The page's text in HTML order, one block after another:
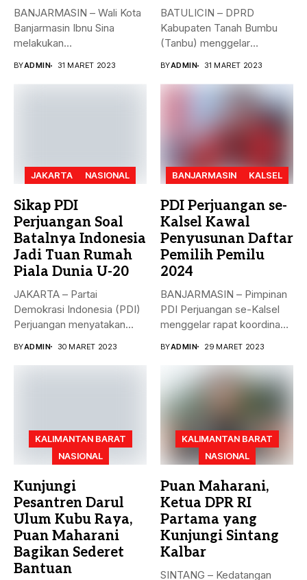
BANJARMASIN – Wali Kota
Banjarmasin Ibnu Sina
melakukan
BYADMIN 31 MARET 2023
BATULICIN – DPRD
Kabupaten Tanah Bumbu
(Tanbu) menggelar
BYADMIN 31 MARET 2023
JAKARTA NASIONAL
Sikap PDI
Perjuangan Soal
Batalnya Indonesia
Jadi Tuan Rumah
Piala Dunia U-20
JAKARTA – Partai
Demokrasi Indonesia (PDI)
Perjuangan menyatakan
BYADMIN 30 MARET 2023
BANJARMASIN KALSEL
PDI Perjuangan se-
Kalsel Kawal
Penyusunan Daftar
Pemilih Pemilu
2024
BANJARMASIN – Pimpinan
PDI Perjuangan se-Kalsel
menggelar rapat koordinasi
BYADMIN 29 MARET 2023
KALIMANTAN BARAT
NASIONAL
Kunjungi
Pesantren Darul
Ulum Kubu Raya,
Puan Maharani
Bagikan Sederet
Bantuan
KALIMANTAN BARAT
NASIONAL
Puan Maharani,
Ketua DPR RI
Partama yang
Kunjungi Sintang
Kalbar
SINTANG – Kedatangan